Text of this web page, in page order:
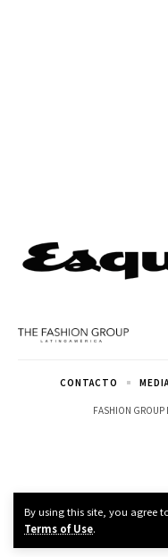
By using this site, you agree
Terms of Use.
FASHION GROUP
CONTACTO